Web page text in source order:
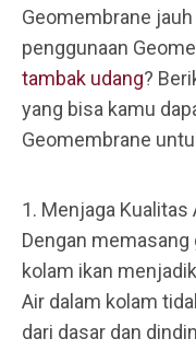
Geomembrane
penggunaan
tambak udang?
yang bisa kamu
Geomembrane
1. Menjaga Kualitas
Dengan
kolam ikan
Air dalam kolam
dari dasar dan